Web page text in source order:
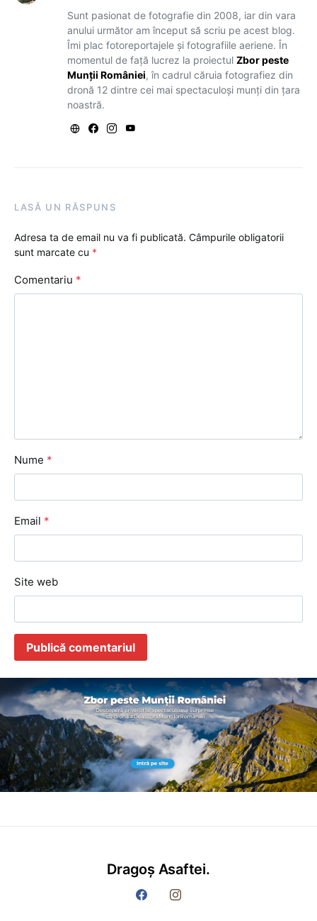
Sunt pasionat de fotografie din 2008, iar din vara
anului următor am început să scriu pe acest blog.
Îmi plac fotoreportajele și fotografiile aeriene. În
momentul de față lucrez la proiectul Zbor peste
Munții României, în cadrul căruia fotografiez din
dronă 12 dintre cei mai spectaculoși munți din țara
noastră.
LASĂ UN RĂSPUNS
Adresa ta de email nu va fi publicată. Câmpurile obligatorii
sunt marcate cu *
Comentariu *
Nume *
Email *
Site web
Dragoș Asaftei.